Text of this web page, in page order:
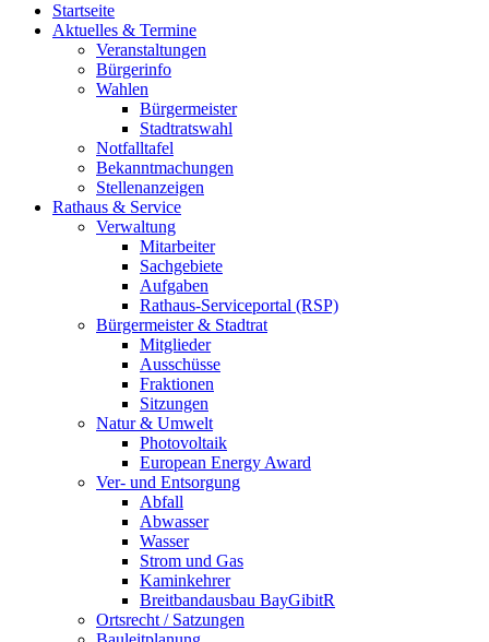
Startseite
Aktuelles & Termine
Veranstaltungen
Bürgerinfo
Wahlen
Bürgermeister
Stadtratswahl
Notfalltafel
Bekanntmachungen
Stellenanzeigen
Rathaus & Service
Verwaltung
Mitarbeiter
Sachgebiete
Aufgaben
Rathaus-Serviceportal (RSP)
Bürgermeister & Stadtrat
Mitglieder
Ausschüsse
Fraktionen
Sitzungen
Natur & Umwelt
Photovoltaik
European Energy Award
Ver- und Entsorgung
Abfall
Abwasser
Wasser
Strom und Gas
Kaminkehrer
Breitbandausbau BayGibitR
Ortsrecht / Satzungen